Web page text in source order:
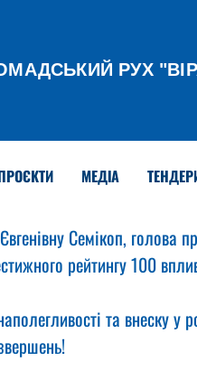
РУХ
МЕДІА
Семікоп, голова
рейтингу 100
та внеску у